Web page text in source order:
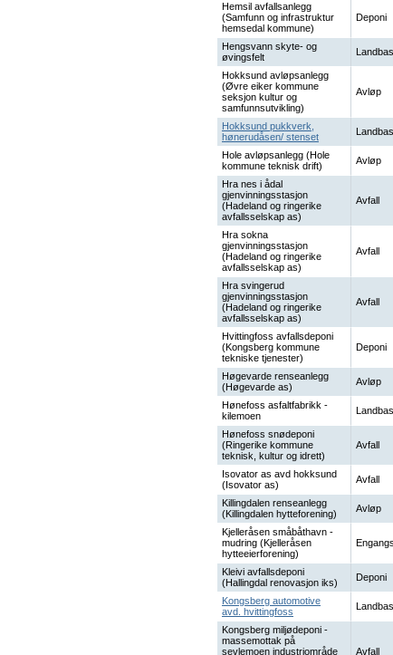
Hemsil avfallsanlegg
(Samfunn og infrastruktur
hemsedal kommune)
Deponi
Hengsvann skyte- og
øvingsfelt
Hokksund avløpsanlegg
(Øvre eiker kommune
seksjon kultur og
samfunnsutvikling)
Avløp
Hokksund pukkverk,
hønerudåsen/ stenset
Hole avløpsanlegg (Hole
kommune teknisk drift)
Avløp
Hra nes i ådal
gjenvinningsstasjon
(Hadeland og ringerike
avfallsselskap as)
Avfall
Hra sokna
gjenvinningsstasjon
(Hadeland og ringerike
avfallsselskap as)
Avfall
Hra svingerud
gjenvinningsstasjon
(Hadeland og ringerike
avfallsselskap as)
Avfall
Hvittingfoss avfallsdeponi
(Kongsberg kommune
tekniske tjenester)
Deponi
Høgevarde renseanlegg
(Høgevarde as)
Avløp
Hønefoss asfaltfabrikk -
kilemoen
Hønefoss snødeponi
(Ringerike kommune
teknisk, kultur og idrett)
Avfall
Isovator as avd hokksund
(Isovator as)
Avfall
Killingdalen renseanlegg
(Killingdalen hytteforening)
Avløp
Kjelleråsen småbåthavn -
mudring (Kjelleråsen
hytteeierforening)
Kleivi avfallsdeponi
(Hallingdal renovasjon iks)
Deponi
Kongsberg automotive
avd. hvittingfoss
Kongsberg miljødeponi -
massemottak på
sevlemoen industriområde
Avfall